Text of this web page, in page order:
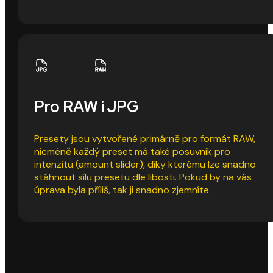
Pro RAW i JPG
Presety jsou vytvořené primárně pro formát RAW,
nicméně každý preset má také posuvník pro
intenzitu (amount slider), díky kterému lze snadno
stáhnout sílu presetu dle libosti. Pokud by na vás
úprava byla příliš, tak ji snadno zjemníte.